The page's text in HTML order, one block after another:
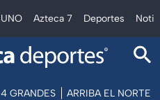
Azteca 7 Deportes
GRANDES ARRIBA EL NORTE